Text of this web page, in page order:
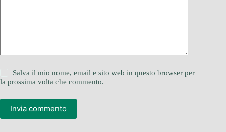
Salva il mio nome, email e sito web in questo browser per
la prossima volta che commento.
Invia commento